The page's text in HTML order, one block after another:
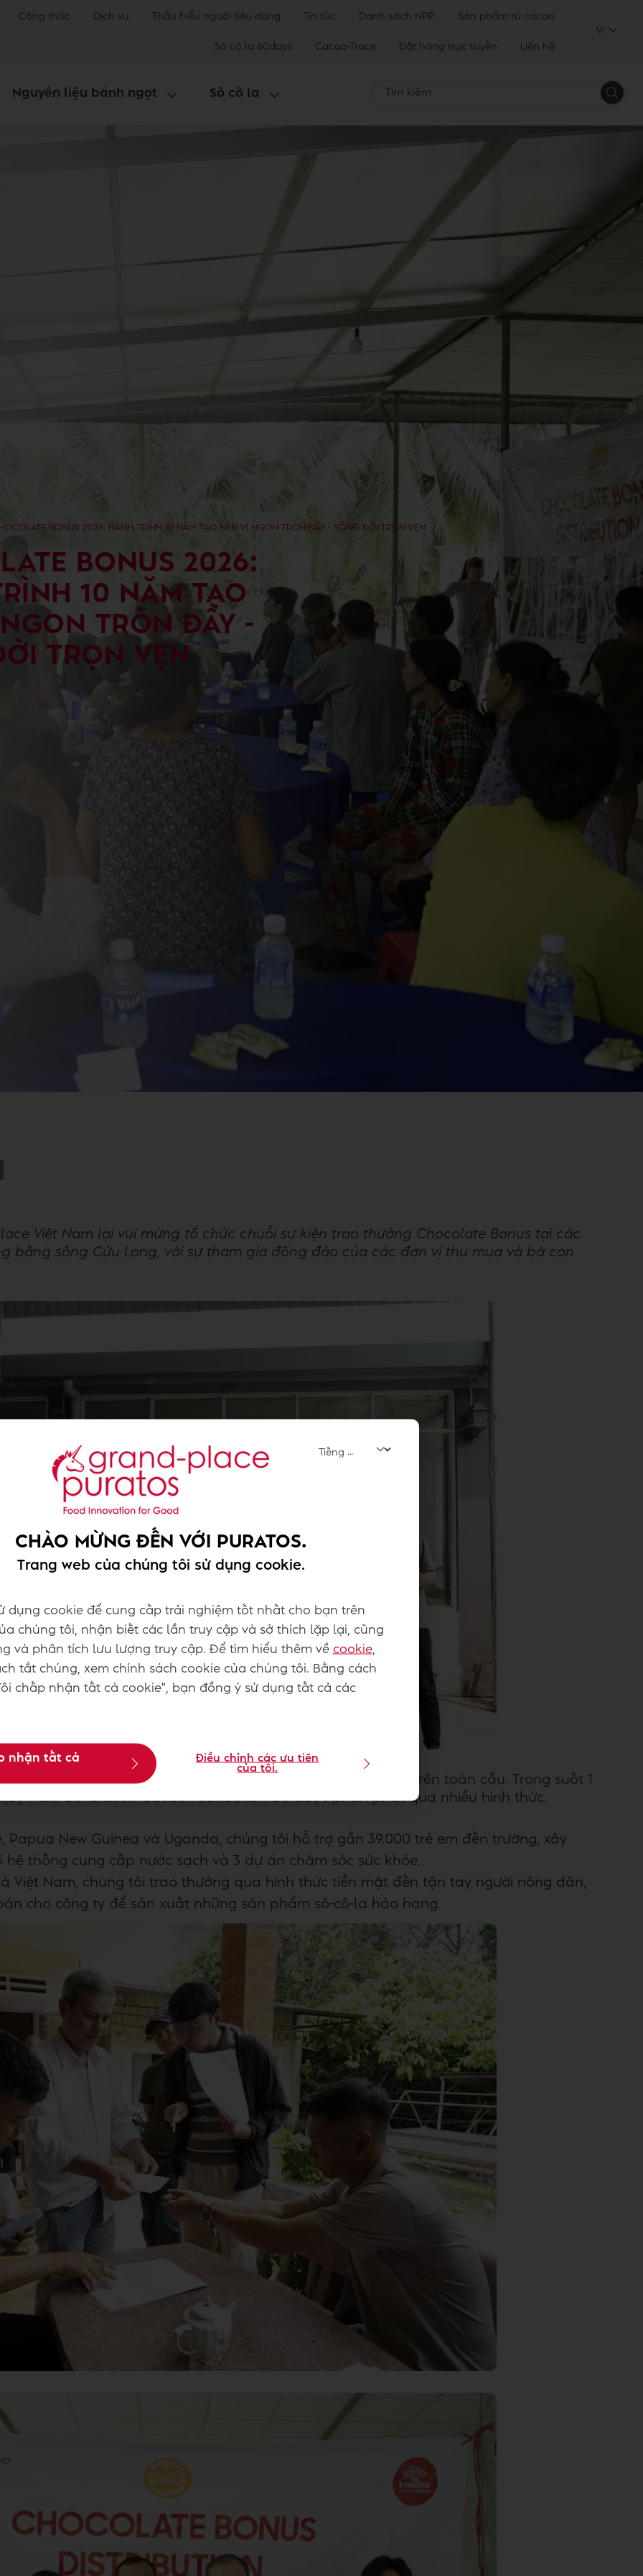
Công thức Dịch vụ Thấu hiểu người tiêu dùng Tin tức Danh sách NPP Sản phẩm từ cacao
Sô cô la 60days Cacao-Trace Đặt hàng trực tuyến Liên hệ
VI
Nguyên liệu bánh ngọt Sô cô la
Tìm
BONUS 2026: HÀNH TRÌNH 10 NĂM TẠO NÊN VỊ NGON TRÒN ĐẦY - SỐNG ĐỜI TRỌN VẸN
BONUS 2026:
10 NĂM TẠO
TRÒN ĐẦY -
TRỌN VẸN
Việt Nam lại vui mừng tổ chức chuỗi sự kiện trao thưởng Chocolate Bonus tại các
bằng sông Cửu Long, với sự tham gia đông đảo của các đơn vị thu mua và bà con
dấu 10 năm chương trình Chocolate Bonus được triển khai trên toàn cầu. Trong suốt 1
Next Generation Cacao Foundation đã được phân phát qua nhiều hình thức.
Papua New Guinea và Uganda, chúng tôi hỗ trợ gần 39.000 trẻ em đến trường, xây
thống cung cấp nước sạch và 3 dự án chăm sóc sức khỏe.
Việt Nam, chúng tôi trao thưởng qua hình thức tiền mặt đến tận tay người nông dân,
cho công ty để sản xuất những sản phẩm sô-cô-la hảo hạng.
CHÀO MỪNG ĐẾN VỚI PURATOS.
Trang web của chúng tôi sử dụng cookie.
dụng cookie để cung cấp trải nghiệm tốt nhất cho bạn trên
chúng tôi, nhận biết các lần truy cập và sở thích lặp lại, cũng
và phân tích lưu lượng truy cập. Để tìm hiểu thêm về cookie,
tắt chúng, xem chính sách cookie của chúng tôi. Bằng cách
chấp nhận tất cả cookie", bạn đồng ý sử dụng tất cả các
nhận tất cả
Điều chỉnh các ưu tiên
của tôi.